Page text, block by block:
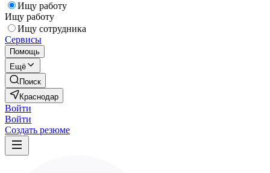
Ищу работу
Ищу работу
Ищу сотрудника
Сервисы
Помощь
Ещё
Поиск
Краснодар
Войти
Войти
Создать резюме